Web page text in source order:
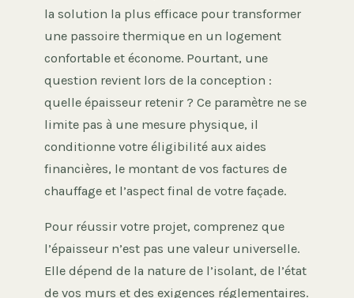
la solution la plus efficace pour transformer
une passoire thermique en un logement
confortable et économe. Pourtant, une
question revient lors de la conception :
quelle épaisseur retenir ? Ce paramètre ne se
limite pas à une mesure physique, il
conditionne votre éligibilité aux aides
financières, le montant de vos factures de
chauffage et l’aspect final de votre façade.
Pour réussir votre projet, comprenez que
l’épaisseur n’est pas une valeur universelle.
Elle dépend de la nature de l’isolant, de l’état
de vos murs et des exigences réglementaires.